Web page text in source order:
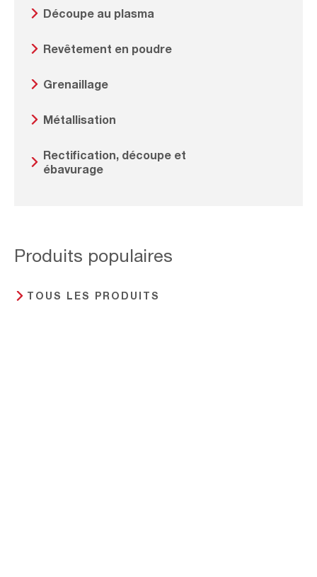
Découpe au plasma
Revêtement en poudre
Grenaillage
Métallisation
Rectification, découpe et
ébavurage
Produits populaires
TOUS LES PRODUITS